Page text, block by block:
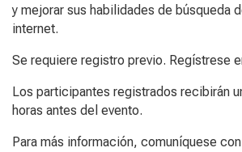
y mejorar sus habilidades de búsqueda
internet.
Se requiere registro previo. Regístrese
Los participantes registrados recibirán
horas antes del evento.
Para más información, comuníquese